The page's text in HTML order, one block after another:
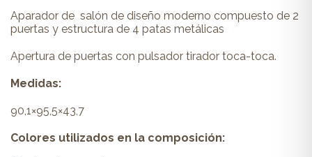
Aparador de salón de diseño moderno compuesto de 2
puertas y estructura de 4 patas metálicas
Apertura de puertas con pulsador tirador toca-toca.
Medidas:
90,1×95,5×43,7
Colores utilizados en la composición: